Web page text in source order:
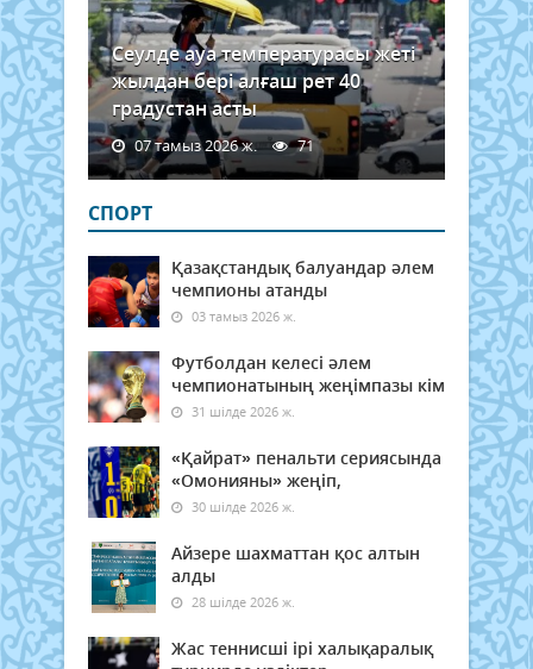
Сеулде ауа температурасы жеті
жылдан бері алғаш рет 40
градустан асты
07 тамыз 2026 ж. 71
СПОРТ
Қазақстандық балуандар әлем
чемпионы атанды
03 тамыз 2026 ж.
Футболдан келесі әлем
чемпионатының жеңімпазы кім
31 шілде 2026 ж.
«Қайрат» пенальти сериясында
«Омонияны» жеңіп,
30 шілде 2026 ж.
Айзере шахматтан қос алтын
алды
28 шілде 2026 ж.
Жас теннисші ірі халықаралық